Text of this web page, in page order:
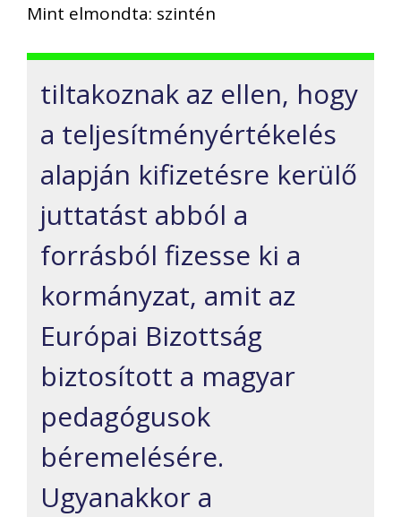
Mint elmondta: szintén
tiltakoznak az ellen, hogy
a teljesítményértékelés
alapján kifizetésre kerülő
juttatást abból a
forrásból fizesse ki a
kormányzat, amit az
Európai Bizottság
biztosított a magyar
pedagógusok
béremelésére.
Ugyanakkor a